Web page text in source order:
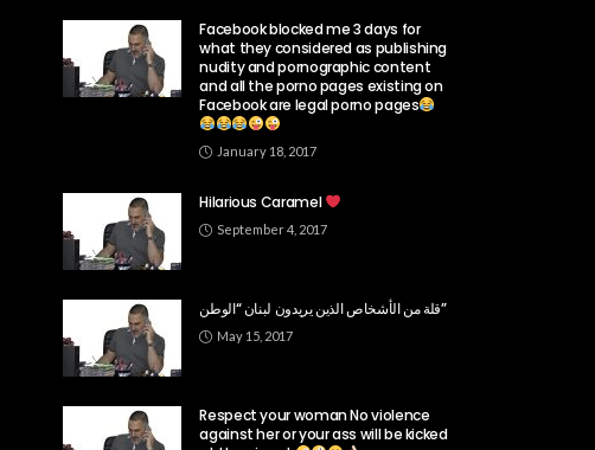
Facebook blocked me 3 days for
what they considered as publishing
nudity and pornographic content
and all the porno pages existing on
Facebook are legal porno pages
January 18, 2017
Hilarious Caramel
September 4, 2017
قلة من الأشخاص الذين يريدون لبنان “الوطن”
May 15, 2017
Respect your woman No violence
against her or your ass will be kicked